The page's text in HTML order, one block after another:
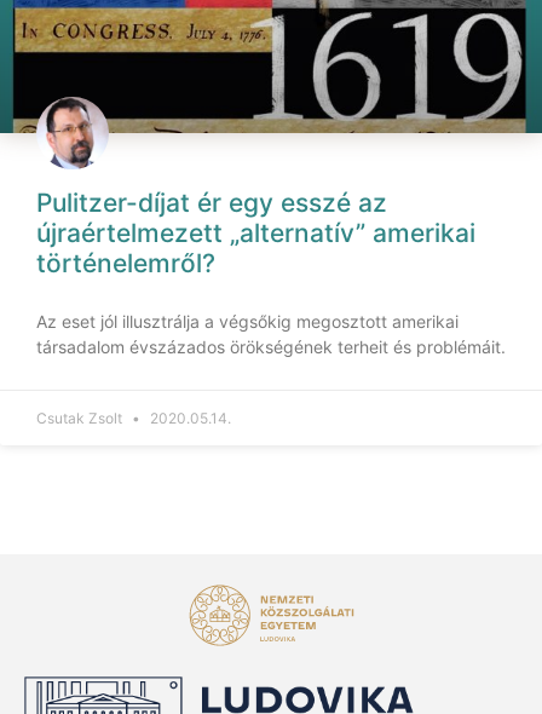
Pulitzer-díjat ér egy esszé az
újraértelmezett „alternatív” amerikai
történelemről?
Az eset jól illusztrálja a végsőkig megosztott amerikai
társadalom évszázados örökségének terheit és problémáit.
Csutak Zsolt 2020.05.14.